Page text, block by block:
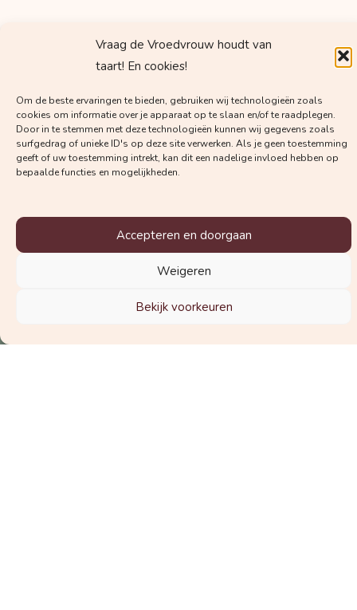
Vraag de Vroedvrouw houdt van
taart! En cookies!
Om de beste ervaringen te bieden, gebruiken wij technologieën zoals
cookies om informatie over je apparaat op te slaan en/of te raadplegen.
Door in te stemmen met deze technologieën kunnen wij gegevens zoals
surfgedrag of unieke ID's op deze site verwerken. Als je geen toestemming
geeft of uw toestemming intrekt, kan dit een nadelige invloed hebben op
bepaalde functies en mogelijkheden.
Accepteren en doorgaan
Weigeren
Bekijk voorkeuren
Krijg regelmatig mails met
waardevolle kennis van
Vroedvrouw Margot!